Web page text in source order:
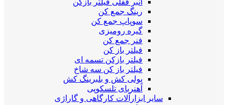
انبر قفلی فیلتر بازکن
رینگ جمع کن
سوپاپ جمع کن
گیره رومیزی
فنر جمع کن
فیلتر باز کن
فیلتر بازکن تسمه ای
فیلتر باز کن سه شاخ
پولی کش و بلبرینگ کش
آهنربای تلسکوپی
سایر ابزارآلات کارگاهی و گاراژی